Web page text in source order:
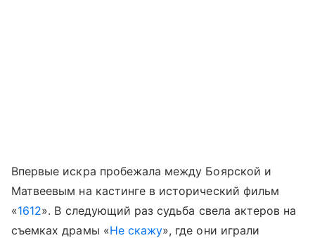
Впервые искра пробежала между Боярской и
Матвеевым на кастинге в исторический фильм
«1612». В следующий раз судьба свела актеров на
съемках драмы «Не скажу», где они играли